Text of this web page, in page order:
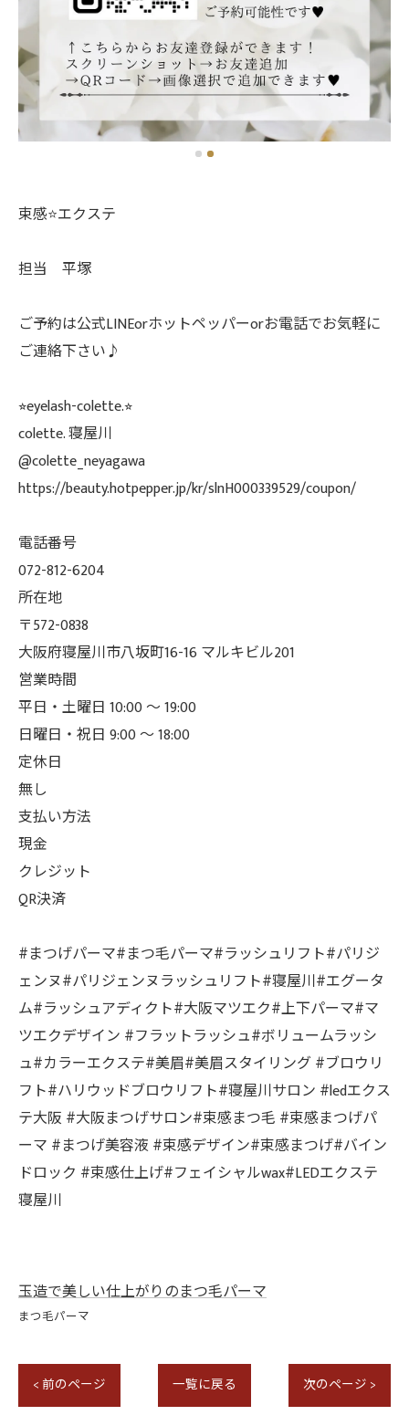
束感⭐️エクステ
担当 平塚
ご予約は公式LINEorホットペッパーorお電話でお気軽に
ご連絡下さい♪
⭐︎eyelash-colette.⭐︎
colette. 寝屋川
@colette_neyagawa
https://beauty.hotpepper.jp/kr/slnH000339529/coupon/
電話番号
072-812-6204
所在地
〒572-0838
大阪府寝屋川市八坂町16-16 マルキビル201
営業時間
平日・土曜日 10:00 ～ 19:00
日曜日・祝日 9:00 ～ 18:00
定休日
無し
支払い方法
現金
クレジット
QR決済
#まつげパーマ#まつ毛パーマ#ラッシュリフト#パリジ
ェンヌ#パリジェンヌラッシュリフト#寝屋川#エグータ
ム#ラッシュアディクト#大阪マツエク#上下パーマ#マ
ツエクデザイン #フラットラッシュ#ボリュームラッシ
ュ#カラーエクステ#美眉#美眉スタイリング #ブロウリ
フト#ハリウッドブロウリフト#寝屋川サロン #ledエクス
テ大阪 #大阪まつげサロン#束感まつ毛 #束感まつげパ
ーマ #まつげ美容液 #束感デザイン#束感まつげ#バイン
ドロック #束感仕上げ#フェイシャルwax#LEDエクステ
寝屋川
玉造で美しい仕上がりのまつ毛パーマ
まつ毛パーマ
< 前のページ 一覧に戻る 次のページ >